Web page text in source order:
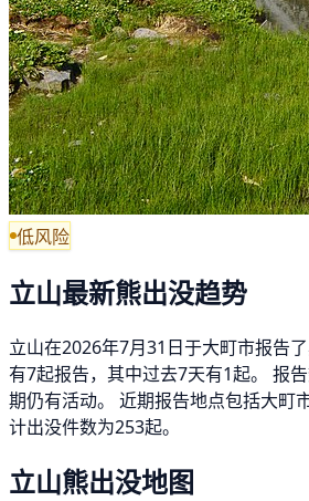
低风险
立山最新熊出没趋势
立山在2026年7月31日于大町市报告
有7起报告，其中过去7天有1起。 报
期仍有活动。 近期报告地点包括大町
计出没件数为253起。
立山熊出没地图